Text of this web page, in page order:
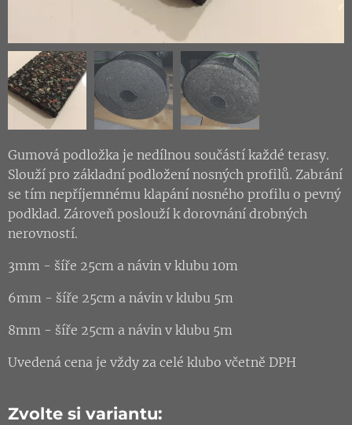
Gumová podložka je nedílnou součástí každé terasy.
Slouží pro základní podložení nosných profilů. Zabrání
se tím nepříjemnému klapání nosného profilu o pevný
podklad. Zároveň poslouží k dorovnání drobných
nerovností.
3mm - šíře 25cm a návin v klubu 10m
6mm - šíře 25cm a návin v klubu 5m
8mm - šíře 25cm a návin v klubu 5m
Uvedená cena je vždy za celé klubo včetně DPH
Zvolte si variantu: